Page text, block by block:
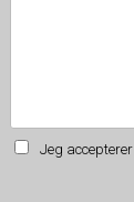
Jeg accepterer